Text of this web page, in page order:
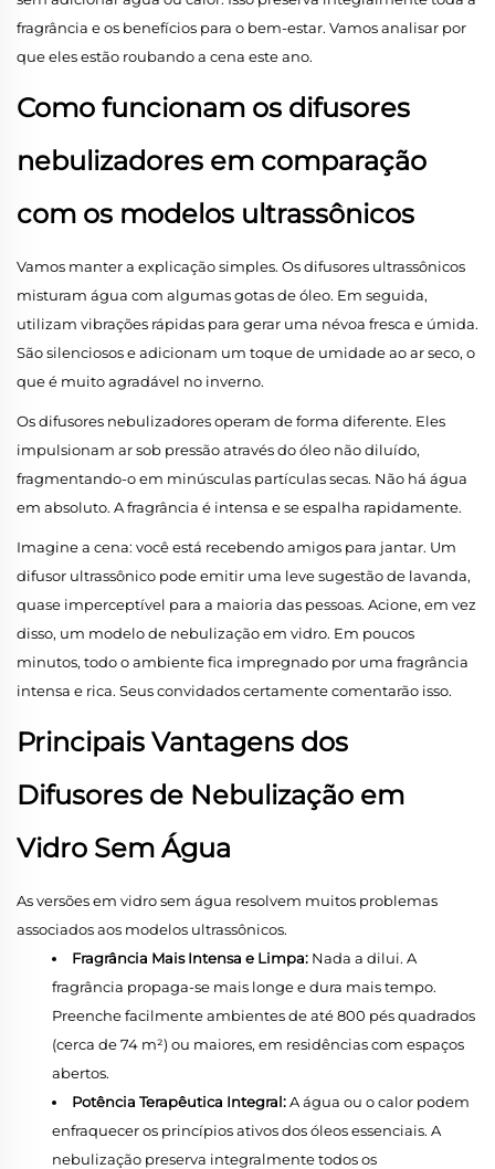
fragrância e os benefícios para o bem-estar. Vamos analisar por
que eles estão roubando a cena este ano.
Como funcionam os difusores
nebulizadores em comparação
com os modelos ultrassônicos
Vamos manter a explicação simples. Os difusores ultrassônicos
misturam água com algumas gotas de óleo. Em seguida,
utilizam vibrações rápidas para gerar uma névoa fresca e úmida.
São silenciosos e adicionam um toque de umidade ao ar seco, o
que é muito agradável no inverno.
Os difusores nebulizadores operam de forma diferente. Eles
impulsionam ar sob pressão através do óleo não diluído,
fragmentando-o em minúsculas partículas secas. Não há água
em absoluto. A fragrância é intensa e se espalha rapidamente.
Imagine a cena: você está recebendo amigos para jantar. Um
difusor ultrassônico pode emitir uma leve sugestão de lavanda,
quase imperceptível para a maioria das pessoas. Acione, em vez
disso, um modelo de nebulização em vidro. Em poucos
minutos, todo o ambiente fica impregnado por uma fragrância
intensa e rica. Seus convidados certamente comentarão isso.
Principais Vantagens dos
Difusores de Nebulização em
Vidro Sem Água
As versões em vidro sem água resolvem muitos problemas
associados aos modelos ultrassônicos.
Fragrância Mais Intensa e Limpa: Nada a dilui. A
fragrância propaga-se mais longe e dura mais tempo.
Preenche facilmente ambientes de até 800 pés quadrados
(cerca de 74 m²) ou maiores, em residências com espaços
abertos.
Potência Terapêutica Integral:A água ou o calor podem
enfraquecer os princípios ativos dos óleos essenciais. A
nebulização preserva integralmente todos os